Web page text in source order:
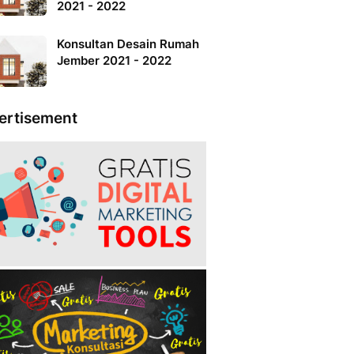
2021 - 2022
Konsultan Desain Rumah
Jember 2021 - 2022